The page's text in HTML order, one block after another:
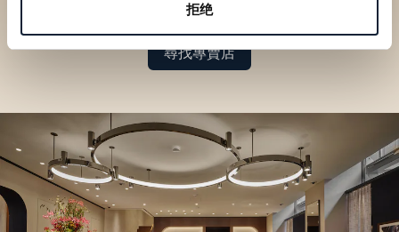
拒绝
於專賣店探索品牌系列作品
尋找專賣店